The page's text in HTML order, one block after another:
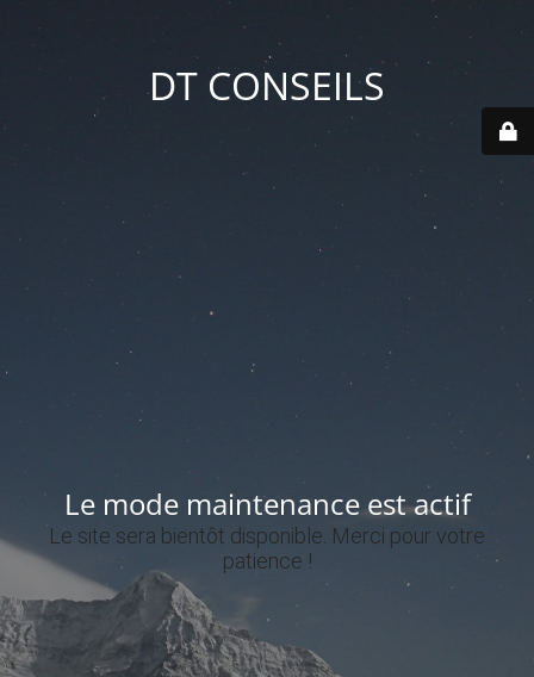
DT CONSEILS
Le mode maintenance est actif
Le site sera bientôt disponible. Merci pour votre
patience !